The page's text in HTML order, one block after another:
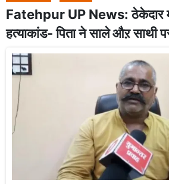
Fatehpur UP News: ठेकेदार
हत्याकांड- पिता ने साले औऱ साथी